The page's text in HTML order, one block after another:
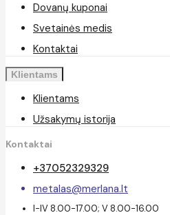
Dovanų kuponai
Svetainės medis
Kontaktai
Klientams
Klientams
Užsakymų istorija
Kontaktai
+37052329329
metalas@merlana.lt
I-IV 8.00-17.00; V 8.00-16.00